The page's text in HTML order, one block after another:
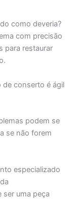
como deveria?
com precisão
para restaurar
conserto é ágil
podem se
se não forem
especializado
uma peça